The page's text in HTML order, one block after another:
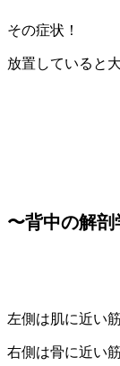
その症状！
放置していると
〜背中の解剖
左側は肌に近い
右側は骨に近い